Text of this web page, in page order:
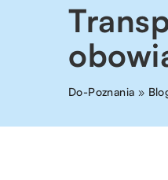
Do-Poznania »